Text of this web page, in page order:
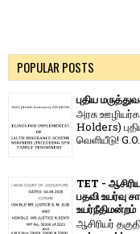
POPULAR POSTS
புதிய
அரசு
Holders)
வெளியீடு!
TET -
பதவி உயர்வு
உயர்நீதிமன்றம்
ஆசிரியர்